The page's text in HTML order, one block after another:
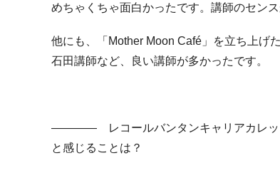
めちゃくちゃ面白かったです。講師のセン
他にも、「Mother Moon Café」を立ち上げ
石田講師など、良い講師が多かったです。
―――― レコールバンタンキャリアカレッジ
と感じることは？